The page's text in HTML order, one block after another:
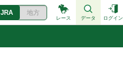
JRA 地方
レース データ ログイン